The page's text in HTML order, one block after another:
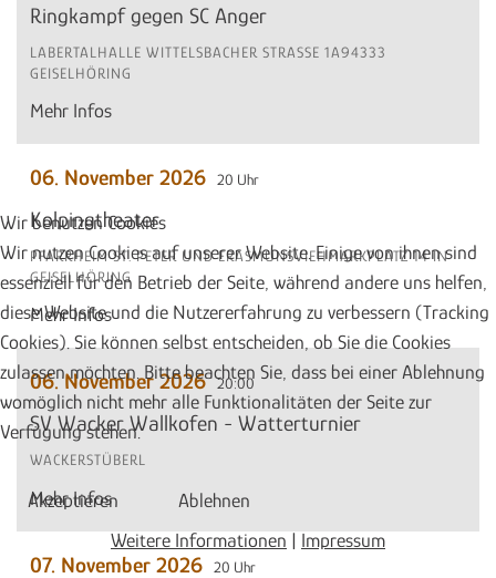
Ringkampf gegen SC Anger
LABERTALHALLE WITTELSBACHER STRASSE 1A94333 G
EISELHÖRING
Mehr Infos
06. November 2026 20 Uhr
Kolpingtheater
PFARRHEIM ST. PETER UND ERASMUNSVIEHMARKPLATZ 14 IN
GEISELHÖRING
Mehr Infos
06. November 2026 20:00
SV Wacker Wallkofen - Watterturnier
WACKERSTÜBERL
Mehr Infos
07. November 2026 20 Uhr
Wir benutzen Cookies
Wir nutzen Cookies auf unserer Website. Einige von ihnen sind
essenziell für den Betrieb der Seite, während andere uns helfen,
diese Website und die Nutzererfahrung zu verbessern (Tracking
Cookies). Sie können selbst entscheiden, ob Sie die Cookies
zulassen möchten. Bitte beachten Sie, dass bei einer Ablehnung
womöglich nicht mehr alle Funktionalitäten der Seite zur
Verfügung stehen.
Akzeptieren
Ablehnen
Weitere Informationen | Impressum